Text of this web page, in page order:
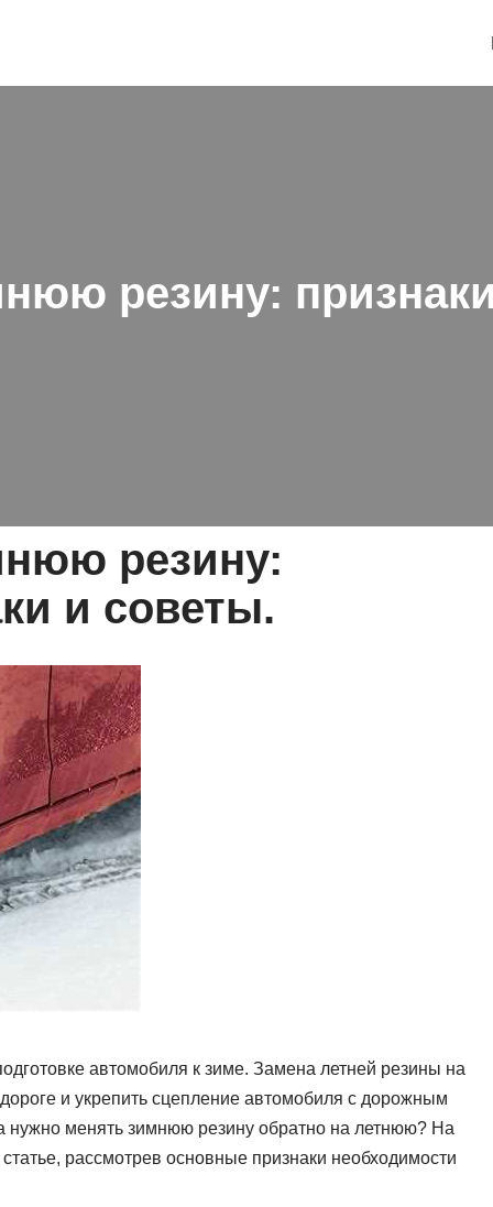
резину:
резину:
и советы.
автомобиля к зиме. Замена летней резины на
и укрепить сцепление автомобиля с дорожным
нужно менять зимнюю резину обратно на летнюю? На
рассмотрев основные признаки необходимости